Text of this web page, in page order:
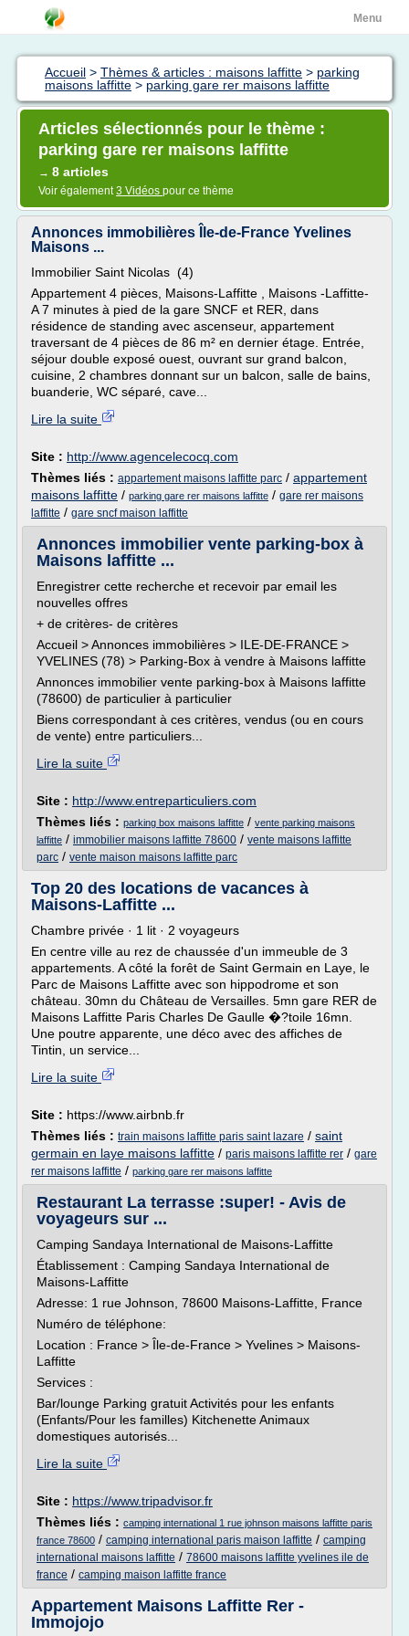
Menu
Accueil > Thèmes & articles : maisons laffitte > parking
maisons laffitte > parking gare rer maisons laffitte
Articles sélectionnés pour le thème :
parking gare rer maisons laffitte
→ 8 articles
Voir également3 Vidéos pour ce thème
Annonces immobilières Île-de-France Yvelines
Maisons ...
Immobilier Saint Nicolas (4)
Appartement 4 pièces, Maisons-Laffitte , Maisons -Laffitte-
A 7 minutes à pied de la gare SNCF et RER, dans
résidence de standing avec ascenseur, appartement
traversant de 4 pièces de 86 m² en dernier étage. Entrée,
séjour double exposé ouest, ouvrant sur grand balcon,
cuisine, 2 chambres donnant sur un balcon, salle de bains,
buanderie, WC séparé, cave...
Lire la suite
Site : http://www.agencelecocq.com
Thèmes liés : appartement maisons laffitte parc / appartement
maisons laffitte / parking gare rer maisons laffitte / gare rer maisons
laffitte / gare sncf maison laffitte
Annonces immobilier vente parking-box à
Maisons laffitte ...
Enregistrer cette recherche et recevoir par email les
nouvelles offres
+ de critères- de critères
Accueil > Annonces immobilières > ILE-DE-FRANCE >
YVELINES (78) > Parking-Box à vendre à Maisons laffitte
Annonces immobilier vente parking-box à Maisons laffitte
(78600) de particulier à particulier
Biens correspondant à ces critères, vendus (ou en cours
de vente) entre particuliers...
Lire la suite
Site : http://www.entreparticuliers.com
Thèmes liés : parking box maisons laffitte / vente parking maisons
laffitte / immobilier maisons laffitte 78600 / vente maisons laffitte
parc / vente maison maisons laffitte parc
Top 20 des locations de vacances à
Maisons-Laffitte ...
Chambre privée · 1 lit · 2 voyageurs
En centre ville au rez de chaussée d'un immeuble de 3
appartements. A côté la forêt de Saint Germain en Laye, le
Parc de Maisons Laffitte avec son hippodrome et son
château. 30mn du Château de Versailles. 5mn gare RER de
Maisons Laffitte Paris Charles De Gaulle �?toile 16mn.
Une poutre apparente, une déco avec des affiches de
Tintin, un service...
Lire la suite
Site : https://www.airbnb.fr
Thèmes liés : train maisons laffitte paris saint lazare / saint
germain en laye maisons laffitte / paris maisons laffitte rer / gare
rer maisons laffitte / parking gare rer maisons laffitte
Restaurant La terrasse :super! - Avis de
voyageurs sur ...
Camping Sandaya International de Maisons-Laffitte
Établissement : Camping Sandaya International de
Maisons-Laffitte
Adresse: 1 rue Johnson, 78600 Maisons-Laffitte, France
Numéro de téléphone:
Location : France > Île-de-France > Yvelines > Maisons-
Laffitte
Services :
Bar/lounge Parking gratuit Activités pour les enfants
(Enfants/Pour les familles) Kitchenette Animaux
domestiques autorisés...
Lire la suite
Site : https://www.tripadvisor.fr
Thèmes liés : camping international 1 rue johnson maisons laffitte paris
france 78600 / camping international paris maison laffitte / camping
international maisons laffitte / 78600 maisons laffitte yvelines ile de
france / camping maison laffitte france
Appartement Maisons Laffitte Rer -
Immojojo